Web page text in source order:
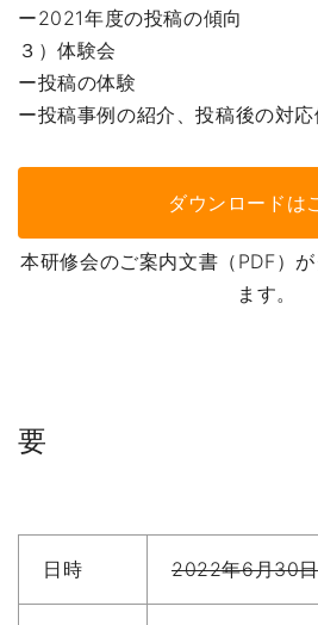
ー2021年度の投稿の傾向
３）体験会
ー投稿の体験
ー投稿事例の紹介、投稿後の対
ダウンロードは
本研修会のご案内文書（PDF）
ます。
要
日時 2022年6月30